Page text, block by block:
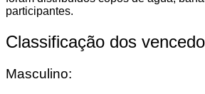
participantes.
Classificação dos
Masculino: